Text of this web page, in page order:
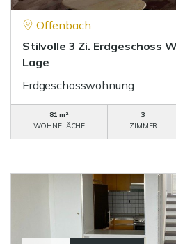
Offenbach
Stilvolle 3 Zi. Erdgeschoss
Lage
Erdgeschosswohnung
81 m²
WOHNFLÄCHE
3
ZIMMER